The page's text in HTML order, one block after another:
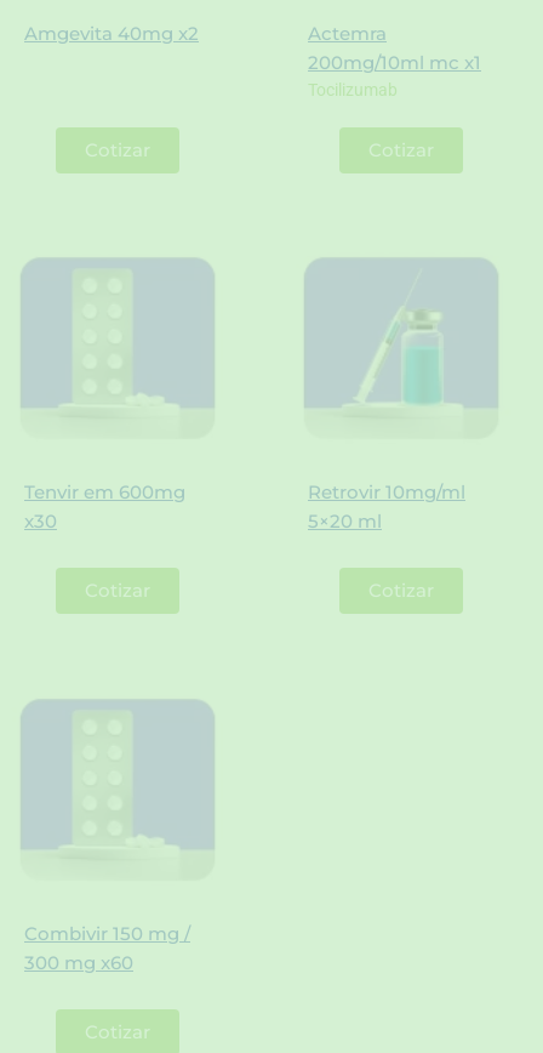
Amgevita 40mg x2
Cotizar
Actemra
200mg/10ml mc x1
Tocilizumab
Cotizar
Tenvir em 600mg
x30
Cotizar
Retrovir 10mg/ml
5×20 ml
Cotizar
Combivir 150 mg /
300 mg x60
Cotizar